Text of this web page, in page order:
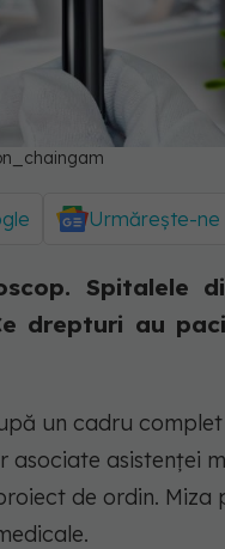
Urmărește-ne
Spitalele
drepturi au
un cadru
asistenței
de ordin. Miza